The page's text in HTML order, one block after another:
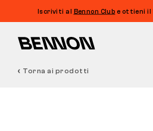
Iscriviti al Bennon Club e ottieni il
Torna ai prodotti